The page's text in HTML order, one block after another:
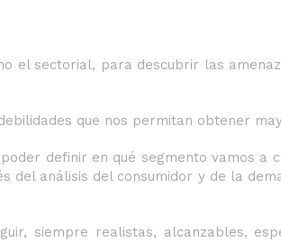
el sectorial, para descubrir las
que nos permitan obtener
definir en qué segmento vamos a
análisis del consumidor y de la
siempre realistas, alcanzables,